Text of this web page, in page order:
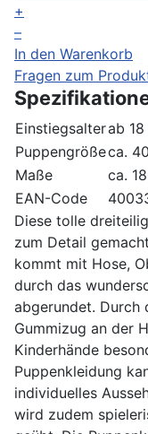
+
–
In den Warenkorb
Fragen zum
Einstiegsalterab
Puppengrößeca.
Maße
ca.
EAN-Code
Diese tolle
zum Detail
kommt mit Hose,
durch das
abgerundet. Durch
Gummizug an der
Kinderhände
Puppenkleidung
individuelles
wird zudem